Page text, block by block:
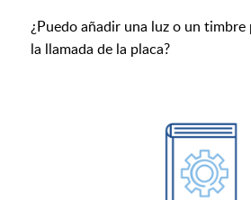
¿Puedo añadir una luz o un timbre
la llamada de la placa?